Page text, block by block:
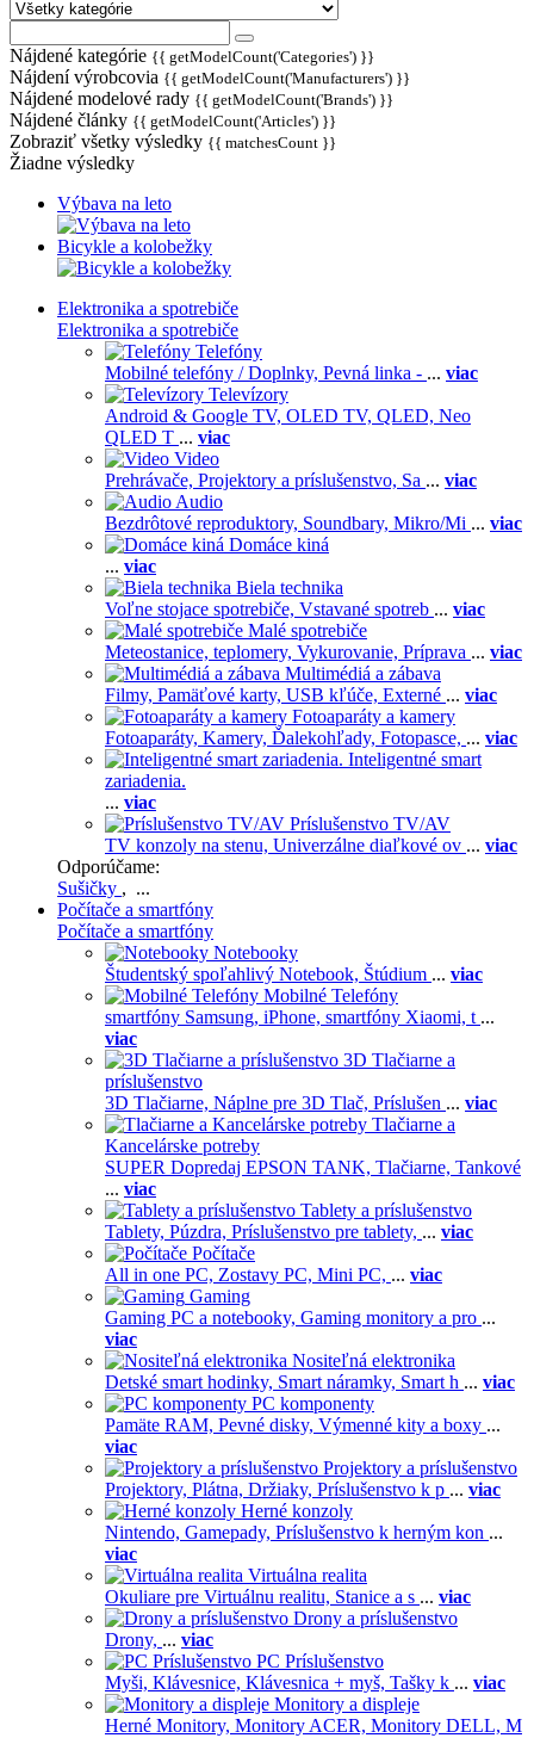
Nájdené kategórie {{ getModelCount('Categories') }}
Nájdení výrobcovia {{ getModelCount('Manufacturers') }}
Nájdené modelové rady {{ getModelCount('Brands') }}
Nájdené články {{ getModelCount('Articles') }}
Zobraziť všetky výsledky {{ matchesCount }}
Žiadne výsledky
Výbava na leto
Bicykle a kolobežky
Elektronika a spotrebiče
Elektronika a spotrebiče
Telefóny
Mobilné telefóny / Doplnky, Pevná linka - ... viac
Televízory
Android & Google TV, OLED TV, QLED, Neo
QLED T ... viac
Video
Prehrávače, Projektory a príslušenstvo, Sa ... viac
Audio
Bezdrôtové reproduktory, Soundbary, Mikro/Mi ... viac
Domáce kiná
... viac
Biela technika
Voľne stojace spotrebiče, Vstavané spotreb ... viac
Malé spotrebiče
Meteostanice, teplomery, Vykurovanie, Príprava ... viac
Multimédiá a zábava
Filmy, Pamäťové karty, USB kľúče, Externé ... viac
Fotoaparáty a kamery
Fotoaparáty, Kamery, Ďalekohľady, Fotopasce, ... viac
Inteligentné smart
zariadenia.
... viac
Príslušenstvo TV/AV
TV konzoly na stenu, Univerzálne diaľkové ov ... viac
Odporúčame:
Sušičky , ...
Počítače a smartfóny
Počítače a smartfóny
Notebooky
Študentský spoľahlivý Notebook, Štúdium ... viac
Mobilné Telefóny
smartfóny Samsung, iPhone, smartfóny Xiaomi, t ...
viac
3D Tlačiarne a
príslušenstvo
3D Tlačiarne, Náplne pre 3D Tlač, Príslušen ... viac
Tlačiarne a
Kancelárske potreby
SUPER Dopredaj EPSON TANK, Tlačiarne, Tankové
... viac
Tablety a príslušenstvo
Tablety, Púzdra, Príslušenstvo pre tablety, ... viac
Počítače
All in one PC, Zostavy PC, Mini PC, ... viac
Gaming
Gaming PC a notebooky, Gaming monitory a pro ...
viac
Nositeľná elektronika
Detské smart hodinky, Smart náramky, Smart h ... viac
PC komponenty
Pamäte RAM, Pevné disky, Výmenné kity a boxy ...
viac
Projektory a príslušenstvo
Projektory, Plátna, Držiaky, Príslušenstvo k p ... viac
Herné konzoly
Nintendo, Gamepady, Príslušenstvo k herným kon ...
viac
Virtuálna realita
Okuliare pre Virtuálnu realitu, Stanice a s ... viac
Drony a príslušenstvo
Drony, ... viac
PC Príslušenstvo
Myši, Klávesnice, Klávesnica + myš, Tašky k ... viac
Monitory a displeje
Herné Monitory, Monitory ACER, Monitory DELL, M